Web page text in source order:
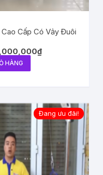
Cấp Có Vảy Đuôi
₫
HÀNG
Đang ưu đãi!